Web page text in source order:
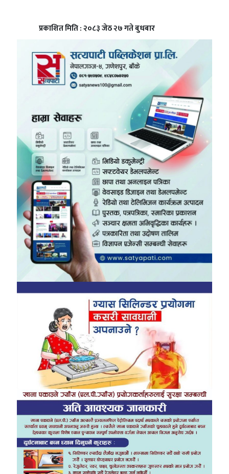
प्रकाशित मिति : २०८३ जेठ २७ गते बुधबार